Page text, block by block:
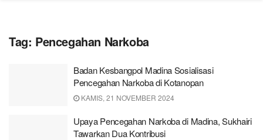
Tag: Pencegahan Narkoba
Badan Kesbangpol Madina Sosialisasi
Pencegahan Narkoba di Kotanopan
KAMIS, 21 NOVEMBER 2024
Upaya Pencegahan Narkoba di Madina, Sukhairi
Tawarkan Dua Kontribusi